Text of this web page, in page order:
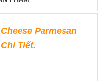
Parmesan
Tiết.